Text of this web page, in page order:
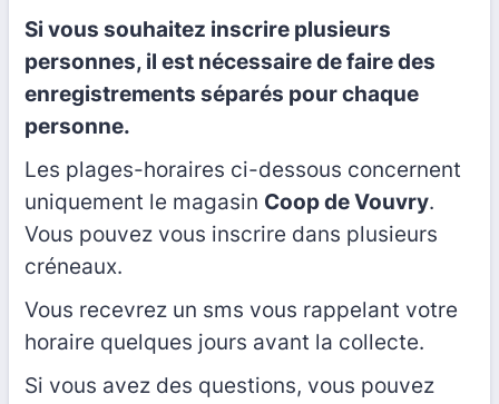
Si vous souhaitez inscrire plusieurs
personnes, il est nécessaire de faire des
enregistrements séparés pour chaque
personne.
Les plages-horaires ci-dessous concernent
uniquement le magasin Coop de Vouvry.
Vous pouvez vous inscrire dans plusieurs
créneaux.
Vous recevrez un sms vous rappelant votre
horaire quelques jours avant la collecte.
Si vous avez des questions, vous pouvez